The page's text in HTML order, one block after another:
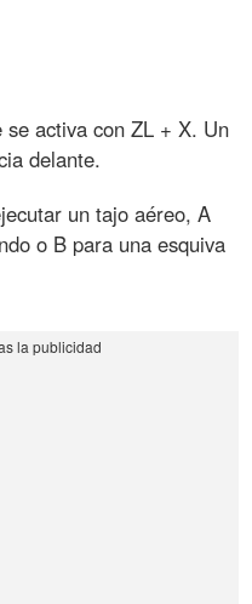
activa con ZL + X. Un
delante.
un tajo aéreo, A
o B para una esquiva